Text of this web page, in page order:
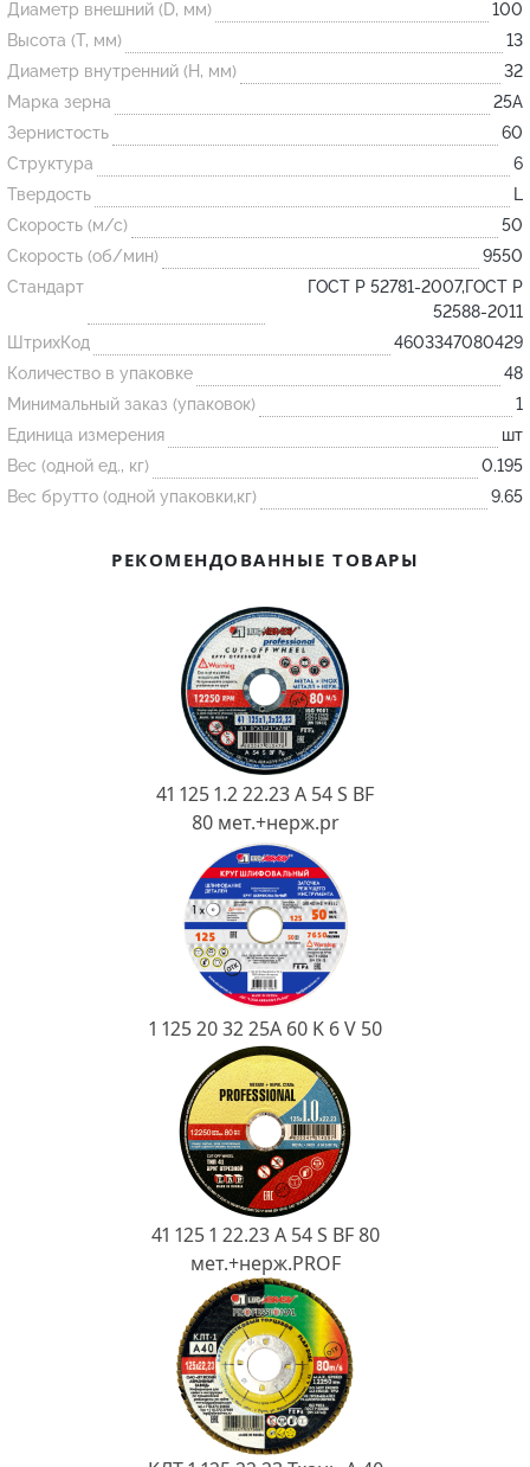
Огнеупорные
изделия
Скачать каталог
Тигель
Муфель
Черпак
Шербер
Трубка
Стержень
Пробка
Подставка
Лодочка
Контакт
Огнеупорная SiC смесь
Диаметр внешний (D, мм)
100
Высота (T, мм)
13
Диаметр внутренний (H, мм)
32
Марка зерна
25А
Зернистость
60
Структура
6
Твердость
L
Скорость (м/с)
50
Скорость (об/мин)
9550
Стандарт
ГОСТ Р 52781-2007,ГОСТ Р
52588-2011
ШтрихКод
4603347080429
Количество в упаковке
48
Минимальный заказ (упаковок)
1
Единица измерения
шт
Вес (одной ед., кг)
0.195
Вес брутто (одной упаковки,кг)
9.65
РЕКОМЕНДОВАННЫЕ ТОВАРЫ
41 125 1.2 22.23 A 54 S BF
80 мет.+нерж.pr
1 125 20 32 25А 60 K 6 V 50
41 125 1 22.23 A 54 S BF 80
мет.+нерж.PROF